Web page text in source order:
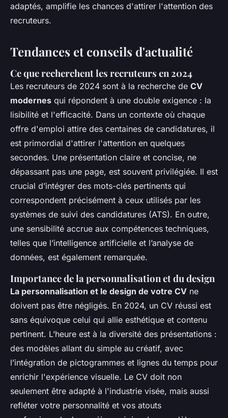
adaptés, amplifie les chances d'attirer l'attention des
recruteurs.
Tendances et conseils d'actualité
Ce que recherchent les recruteurs en 2024
Les recruteurs de 2024 sont à la recherche de CV
modernes qui répondent à une double exigence : la
lisibilité et l'efficacité. Dans un contexte où chaque
offre d'emploi attire des centaines de candidatures, il
est primordial d'attirer l'attention en quelques
secondes. Une présentation claire et concise, ne
dépassant pas une page, est souvent privilégiée. Il est
crucial d’intégrer des mots-clés pertinents qui
correspondent précisément à ceux utilisés par les
systèmes de suivi des candidatures (ATS). En outre,
une sensibilité accrue aux compétences techniques,
telles que l’intelligence artificielle et l’analyse de
données, est également remarquée.
Importance de la personnalisation et du design
La personnalisation et le design de votre CV ne
doivent pas être négligés. En 2024, un CV réussi est
sans équivoque celui qui allie esthétique et contenu
pertinent. L’heure est à la diversité des présentations :
des modèles allant du simple au créatif, avec
l’intégration de pictogrammes et lignes du temps pour
enrichir l'expérience visuelle. Le CV doit non
seulement être adapté à l'industrie visée, mais aussi
refléter votre personnalité et vos atouts